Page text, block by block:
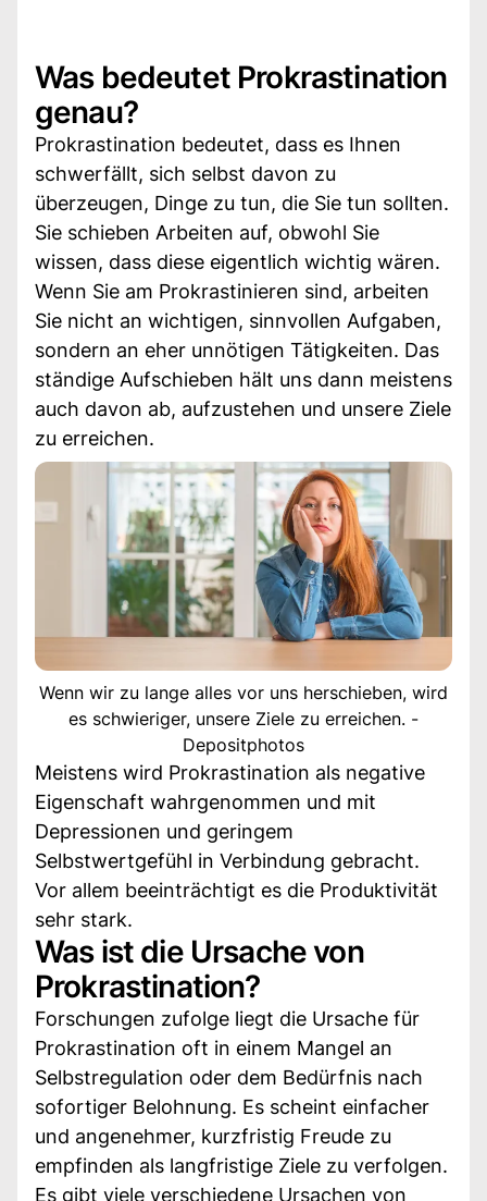
Was bedeutet Prokrastination
genau?
Prokrastination bedeutet, dass es Ihnen
schwerfällt, sich selbst davon zu
überzeugen, Dinge zu tun, die Sie tun sollten.
Sie schieben Arbeiten auf, obwohl Sie
wissen, dass diese eigentlich wichtig wären.
Wenn Sie am Prokrastinieren sind, arbeiten
Sie nicht an wichtigen, sinnvollen Aufgaben,
sondern an eher unnötigen Tätigkeiten. Das
ständige Aufschieben hält uns dann meistens
auch davon ab, aufzustehen und unsere Ziele
zu erreichen.
Wenn wir zu lange alles vor uns herschieben, wird
es schwieriger, unsere Ziele zu erreichen. -
Depositphotos
Meistens wird Prokrastination als negative
Eigenschaft wahrgenommen und mit
Depressionen und geringem
Selbstwertgefühl in Verbindung gebracht.
Vor allem beeinträchtigt es die Produktivität
sehr stark.
Was ist die Ursache von
Prokrastination?
Forschungen zufolge liegt die Ursache für
Prokrastination oft in einem Mangel an
Selbstregulation oder dem Bedürfnis nach
sofortiger Belohnung. Es scheint einfacher
und angenehmer, kurzfristig Freude zu
empfinden als langfristige Ziele zu verfolgen.
Es gibt viele verschiedene Ursachen von